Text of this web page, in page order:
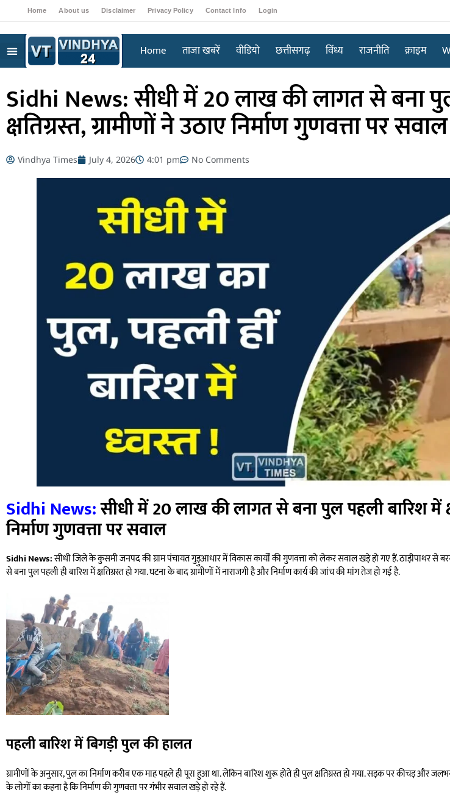
Home About us Disclaimer Privacy Policy Contact Info Login
Home ताजा खबरें वीडियो छत्तीसगढ़ विंध्य राजनीति क्राइम
Sidhi News: सीधी में 20 लाख की लागत से बना
क्षतिग्रस्त, ग्रामीणों ने उठाए निर्माण गुणवत्ता पर सवाल
Vindhya Times July 4, 2026 4:01 pm No Comments
Sidhi News:सीधी में 20 लाख की लागत से बना पुल पहली बारिश में
निर्माण गुणवत्ता पर सवाल
Sidhi News:सीधी जिले के कुसमी जनपद की ग्राम पंचायत गुड़ुआधार में विकास कार्यों की गुणवत्ता को लेकर सवाल खड़े हो गए हैं. ठाड़ीपाथर से
से बना पुल पहली ही बारिश में क्षतिग्रस्त हो गया. घटना के बाद ग्रामीणों में नाराजगी है और निर्माण कार्य की जांच की मांग तेज हो गई है.
पहली बारिश में बिगड़ी पुल की हालत
ग्रामीणों के अनुसार, पुल का निर्माण करीब एक माह पहले ही पूरा हुआ था. लेकिन बारिश शुरू होते ही पुल क्षतिग्रस्त हो गया. सड़क पर कीचड़ और
के लोगों का कहना है कि निर्माण की गुणवत्ता पर गंभीर सवाल खड़े हो रहे हैं.